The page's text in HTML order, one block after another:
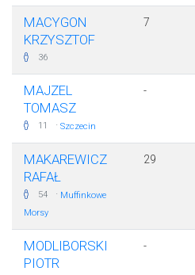
MACYGON
KRZYSZTOF
36
7
MAJZEL
TOMASZ
11 · Szczecin
-
MAKAREWICZ
RAFAŁ
54 · Muffinkowe
Morsy
29
MODLIBORSKI
PIOTR
-